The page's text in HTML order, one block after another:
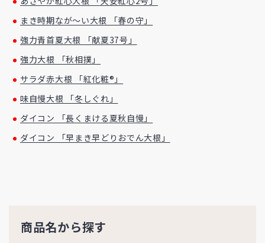
まき時期なが～い大根 「春の守」
強力青首夏大根 「献夏37号」
強力大根 「秋相撲」
サラダ赤大根 「紅化粧®」
味自慢大根 「冬しぐれ」
ダイコン 「長くまける夏秋自慢」
ダイコン 「早まき早どりおでん大根」
商品名から探す